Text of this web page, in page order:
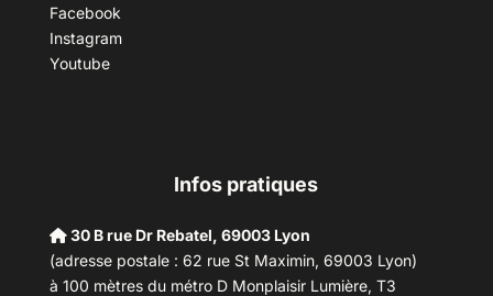
Facebook
Instagram
Youtube
Infos pratiques
30 B rue Dr Rebatel, 69003 Lyon
(adresse postale : 62 rue St Maximin, 69003 Lyon)
à 100 mètres du métro D Monplaisir Lumière, T3